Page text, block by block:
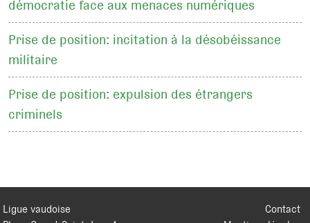
démocratie face aux menaces numériques
Prise de position: incitation à la désobéissance
militaire
Prise de position: expulsion des étrangers
criminels
Contact
Ligue vaudoise